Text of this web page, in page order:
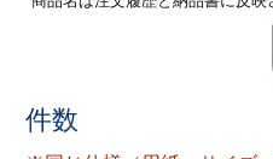
印刷
ード印刷
件数